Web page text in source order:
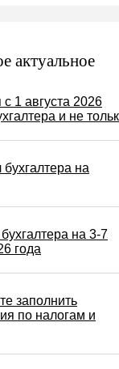
налог
рекламу
сбор
налог
налог
игорный бизнес
(взносов)
актуальное
1 августа 2026
и не
на
на 3-7
года
заполнить
по налогам и